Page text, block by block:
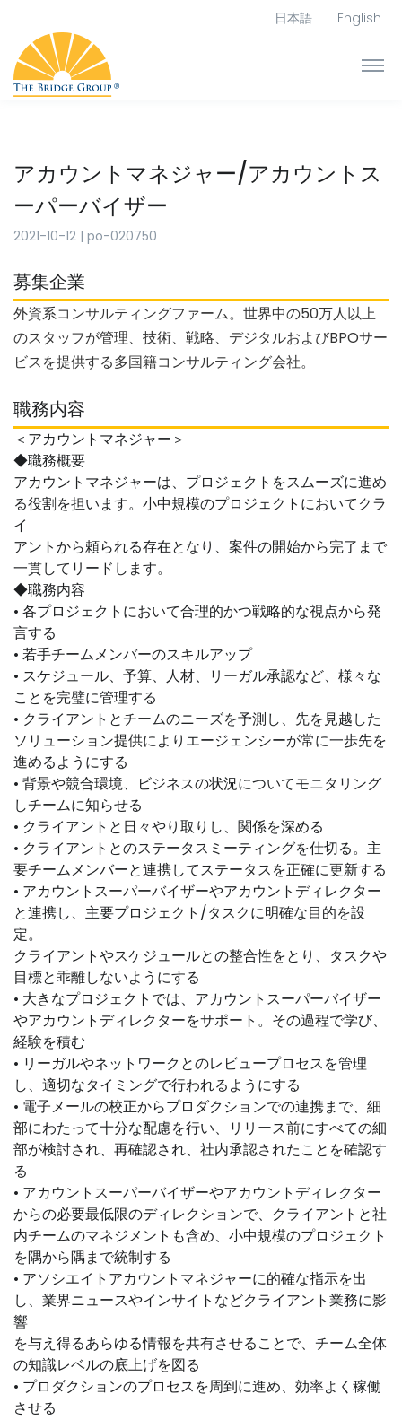
日本語 English
アカウントマネジャー/アカウントス
ーパーバイザー
2021-10-12 | po-020750
募集企業
外資系コンサルティングファーム。世界中の50万人以上
のスタッフが管理、技術、戦略、デジタルおよびBPOサー
ビスを提供する多国籍コンサルティング会社。
職務内容
＜アカウントマネジャー＞
◆職務概要
アカウントマネジャーは、プロジェクトをスムーズに進め
る役割を担います。小中規模のプロジェクトにおいてクラ
イ
アントから頼られる存在となり、案件の開始から完了まで
一貫してリードします。
◆職務内容
• 各プロジェクトにおいて合理的かつ戦略的な視点から発
言する
• 若手チームメンバーのスキルアップ
• スケジュール、予算、人材、リーガル承認など、様々な
ことを完璧に管理する
• クライアントとチームのニーズを予測し、先を見越した
ソリューション提供によりエージェンシーが常に一歩先を
進めるようにする
• 背景や競合環境、ビジネスの状況についてモニタリング
しチームに知らせる
• クライアントと日々やり取りし、関係を深める
• クライアントとのステータスミーティングを仕切る。主
要チームメンバーと連携してステータスを正確に更新する
• アカウントスーパーバイザーやアカウントディレクター
と連携し、主要プロジェクト/タスクに明確な目的を設
定。
クライアントやスケジュールとの整合性をとり、タスクや
目標と乖離しないようにする
• 大きなプロジェクトでは、アカウントスーパーバイザー
やアカウントディレクターをサポート。その過程で学び、
経験を積む
• リーガルやネットワークとのレビュープロセスを管理
し、適切なタイミングで行われるようにする
• 電子メールの校正からプロダクションでの連携まで、細
部にわたって十分な配慮を行い、リリース前にすべての細
部が検討され、再確認され、社内承認されたことを確認す
る
• アカウントスーパーバイザーやアカウントディレクター
からの必要最低限のディレクションで、クライアントと社
内チームのマネジメントも含め、小中規模のプロジェクト
を隅から隅まで統制する
• アソシエイトアカウントマネジャーに的確な指示を出
し、業界ニュースやインサイトなどクライアント業務に影
響
を与え得るあらゆる情報を共有させることで、チーム全体
の知識レベルの底上げを図る
• プロダクションのプロセスを周到に進め、効率よく稼働
させる